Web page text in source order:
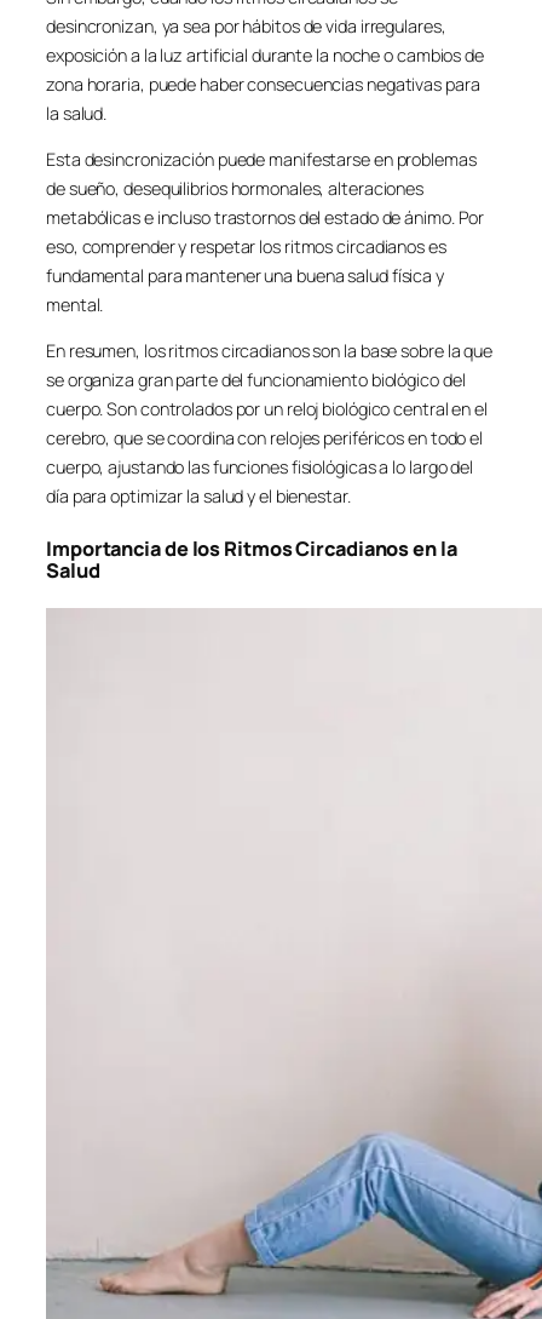
desincronizan, ya sea por hábitos de vida irregulares,
exposición a la luz artificial durante la noche o cambios de
zona horaria, puede haber consecuencias negativas para
la salud.
Esta desincronización puede manifestarse en problemas
de sueño, desequilibrios hormonales, alteraciones
metabólicas e incluso trastornos del estado de ánimo. Por
eso, comprender y respetar los ritmos circadianos es
fundamental para mantener una buena salud física y
mental.
En resumen, los ritmos circadianos son la base sobre la que
se organiza gran parte del funcionamiento biológico del
cuerpo. Son controlados por un reloj biológico central en el
cerebro, que se coordina con relojes periféricos en todo el
cuerpo, ajustando las funciones fisiológicas a lo largo del
día para optimizar la salud y el bienestar.
Importancia de los Ritmos Circadianos en la
Salud